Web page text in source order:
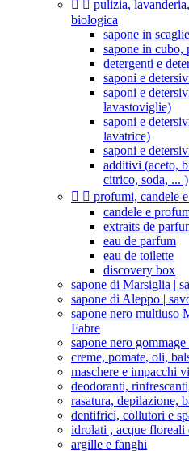
  pulizia,
biologica
sapone in scaglie
sapone in cubo,
detergenti e
saponi e
saponi e
lavastoviglie)
saponi e
lavatrice)
saponi e
additivi (aceto,
citrico, soda, ... )
  profumi, candele
candele e
extraits de
eau de parfum
eau de toilette
discovery box
sapone di Marsiglia |
sapone di Aleppo |
sapone nero multiuso
Fabre
sapone nero
creme, pomate, oli,
maschere e impacchi
deodoranti,
rasatura, depilazione,
dentifrici, collutori e
idrolati , acque floreali
argille e fanghi